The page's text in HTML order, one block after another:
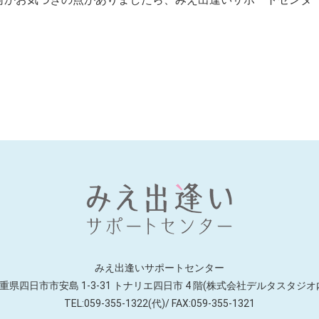
みえ出逢いサポートセンター
県四日市市安島 1-3-31 トナリエ四日市 4 階(株式会社デルタスタジオ
TEL:059-355-1322(代)/ FAX:059-355-1321